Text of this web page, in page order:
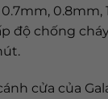
0.7mm,
độ chống
cửa của